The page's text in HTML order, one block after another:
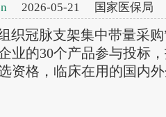
2026-05-21 国家医保局
冠脉支架集中带量采购
业的30个产品参与投标
资格，临床在用的国内